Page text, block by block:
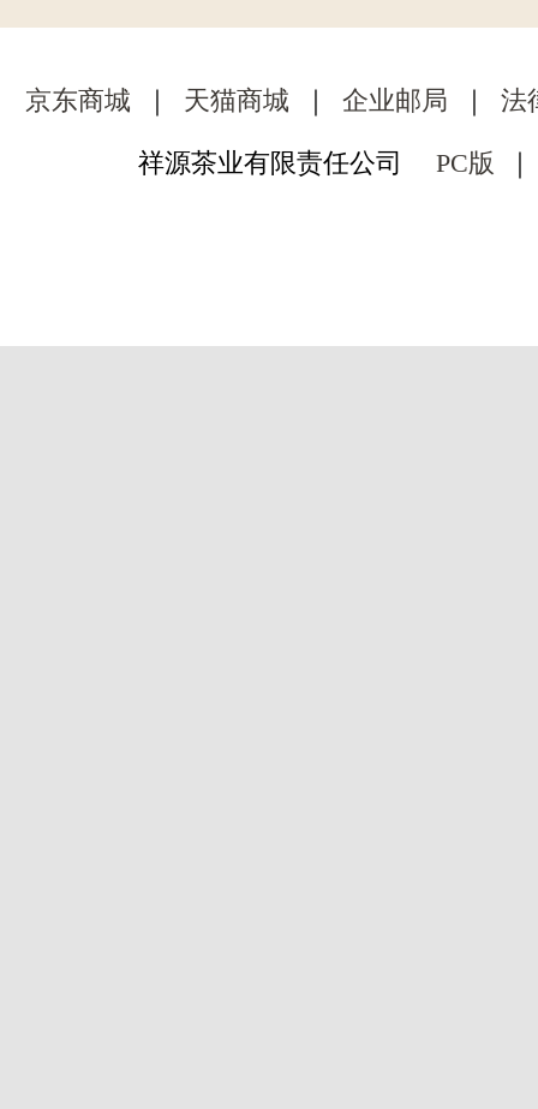
京东商城 ｜ 天猫商城 ｜ 企业邮局 ｜ 法
祥源茶业有限责任公司 PC版